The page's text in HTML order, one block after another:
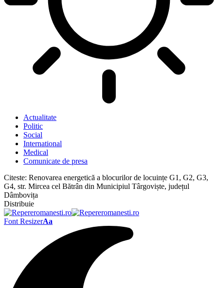
Actualitate
Politic
Social
International
Medical
Comunicate de presa
Citeste: Renovarea energetică a blocurilor de locuințe G1, G2, G3,
G4, str. Mircea cel Bătrân din Municipiul Târgoviște, județul
Dâmbovița
Distribuie
Font ResizerAa